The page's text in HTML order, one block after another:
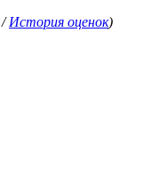
/История оценок)